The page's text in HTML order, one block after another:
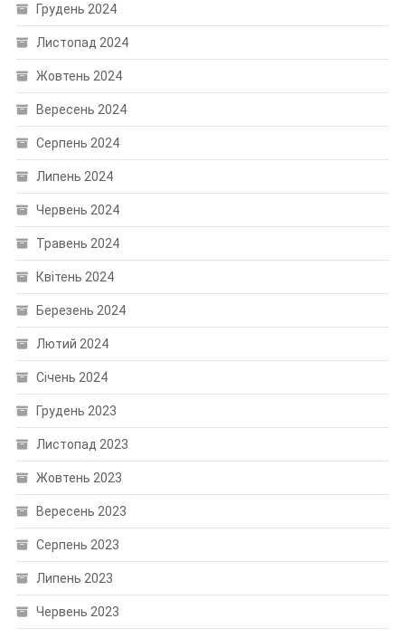
Грудень 2024
Листопад 2024
Жовтень 2024
Вересень 2024
Серпень 2024
Липень 2024
Червень 2024
Травень 2024
Квітень 2024
Березень 2024
Лютий 2024
Січень 2024
Грудень 2023
Листопад 2023
Жовтень 2023
Вересень 2023
Серпень 2023
Липень 2023
Червень 2023